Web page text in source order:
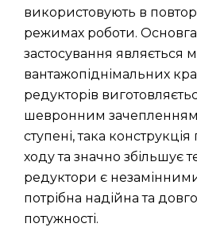
використовують в
режимах роботи. Основга
застосування являється
вантажопіднімальних
редукторів
шевронним
ступені, така
ходу та значно збільшує
редуктори є
потрібна надійна та
потужності.